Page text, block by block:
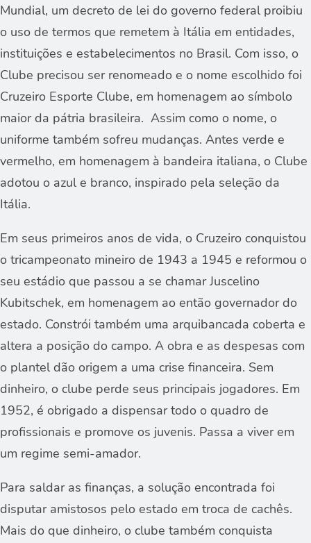
Mundial, um decreto de lei do governo federal proibiu
o uso de termos que remetem à Itália em entidades,
instituições e estabelecimentos no Brasil. Com isso, o
Clube precisou ser renomeado e o nome escolhido foi
Cruzeiro Esporte Clube, em homenagem ao símbolo
maior da pátria brasileira. Assim como o nome, o
uniforme também sofreu mudanças. Antes verde e
vermelho, em homenagem à bandeira italiana, o Clube
adotou o azul e branco, inspirado pela seleção da
Itália.
Em seus primeiros anos de vida, o Cruzeiro conquistou
o tricampeonato mineiro de 1943 a 1945 e reformou o
seu estádio que passou a se chamar Juscelino
Kubitschek, em homenagem ao então governador do
estado. Constrói também uma arquibancada coberta e
altera a posição do campo. A obra e as despesas com
o plantel dão origem a uma crise financeira. Sem
dinheiro, o clube perde seus principais jogadores. Em
1952, é obrigado a dispensar todo o quadro de
profissionais e promove os juvenis. Passa a viver em
um regime semi-amador.
Para saldar as finanças, a solução encontrada foi
disputar amistosos pelo estado em troca de cachês.
Mais do que dinheiro, o clube também conquista